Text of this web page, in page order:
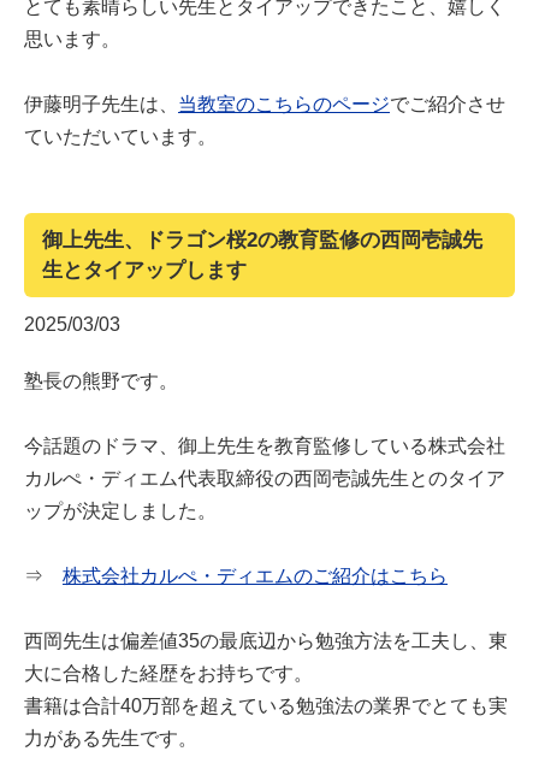
とても素晴らしい先生とタイアップできたこと、嬉しく
思います。
伊藤明子先生は、 当教室のこちらのページでご紹介させ
ていただいています。
御上先生、ドラゴン桜2の教育監修の西岡壱誠先
生とタイアップします
2025/03/03
塾長の熊野です。
今話題のドラマ、御上先生を教育監修している株式会社
カルぺ・ディエム代表取締役の西岡壱誠先生とのタイア
ップが決定しました。
⇒ 株式会社カルぺ・ディエムのご紹介はこちら
西岡先生は偏差値35の最底辺から勉強方法を工夫し、東
大に合格した経歴をお持ちです。
書籍は合計40万部を超えている勉強法の業界でとても実
力がある先生です。